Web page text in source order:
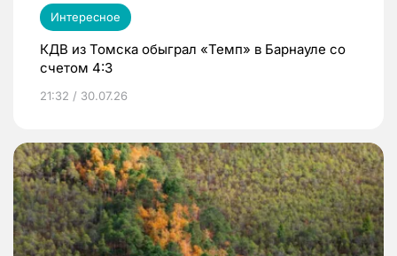
Интересное
КДВ из Томска обыграл «Темп» в Барнауле со
счетом 4:3
21:32 / 30.07.26